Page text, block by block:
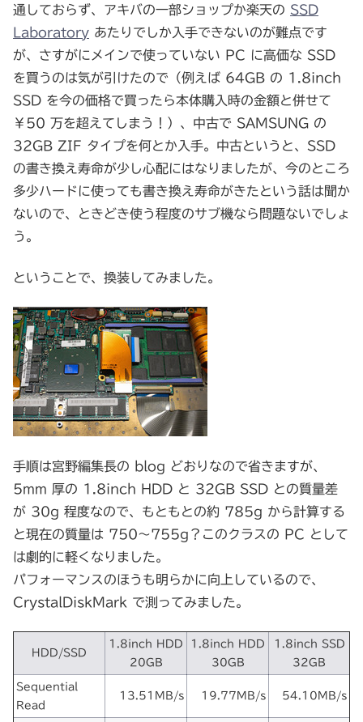
通しておらず、アキバの一部ショップか楽天の SSD
Laboratory あたりでしか入手できないのが難点です
が、さすがにメインで使っていない PC に高価な SSD
を買うのは気が引けたので（例えば 64GB の 1.8inch
SSD を今の価格で買ったら本体購入時の金額と併せて
￥50 万を超えてしまう！）、中古で SAMSUNG の
32GB ZIF タイプを何とか入手。中古というと、SSD
の書き換え寿命が少し心配にはなりましたが、今のところ
多少ハードに使っても書き換え寿命がきたという話は聞か
ないので、ときどき使う程度のサブ機なら問題ないでしょ
う。
ということで、換装してみました。
手順は宮野編集長の blog どおりなので省きますが、
5mm 厚の 1.8inch HDD と 32GB SSD との質量差
が 30g 程度なので、もともとの約 785g から計算する
と現在の質量は 750～755g？このクラスの PC として
は劇的に軽くなりました。
パフォーマンスのほうも明らかに向上しているので、
CrystalDiskMark で測ってみました。
HDD/SSD
1.8inch HDD
20GB
1.8inch HDD
30GB
1.8inch SSD
32GB
Sequential
Read
13.51MB/s 19.77MB/s 54.10MB/s